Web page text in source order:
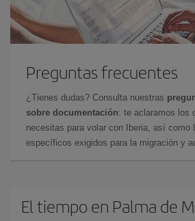
Preguntas frecuentes
¿Tienes dudas? Consulta nuestras
sobre documentación: te aclaramos los
necesitas para volar con Iberia, así como
específicos exigidos para la migración y
El tiempo en Palma de